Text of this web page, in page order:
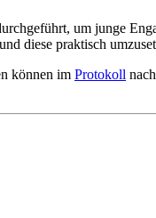
um junge
diese praktisch
können im Protokoll